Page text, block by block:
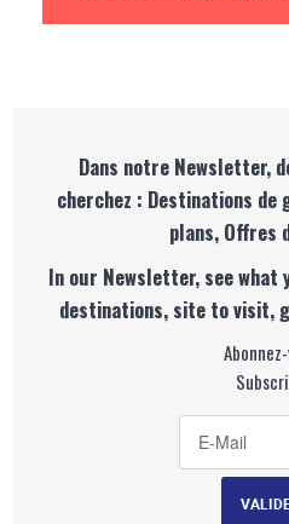
Dans notre Newsletter,
cherchez : Destinations
plans, Offres
In our Newsletter, see
destinations, site to visit,